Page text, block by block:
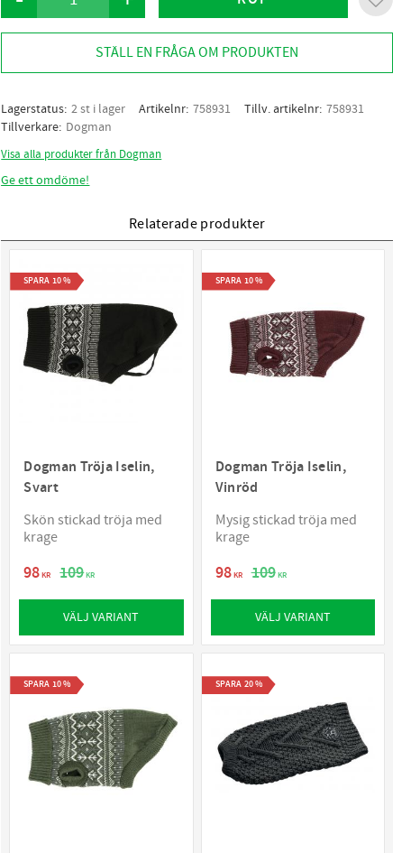
Lägg
STÄLL EN FRÅGA OM PRODUKTEN
Lagerstatus 2 st i lager Artikelnr 758931 Tillv. artikelnr 758931
Tillverkare Dogman
Visa alla produkter från Dogman
Ge ett omdöme!
Relaterade produkter
Dogman Tröja Iselin,
Svart
Skön stickad tröja med
krage
98KR 109KR
SPARA 10%
VÄLJ VARIANT
Dogman Tröja Iselin,
Vinröd
Mysig stickad tröja med
krage
98KR 109KR
SPARA 10%
VÄLJ VARIANT
SPARA 10% SPARA 20%